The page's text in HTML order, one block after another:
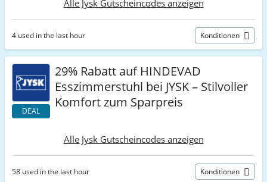
Alle Jysk Gutscheincodes anzeigen
4 used in the last hour Konditionen
DEAL
29% Rabatt auf HINDEVAD
Esszimmerstuhl bei JYSK – Stilvoller
Komfort zum Sparpreis
Alle Jysk Gutscheincodes anzeigen
58 used in the last hour Konditionen